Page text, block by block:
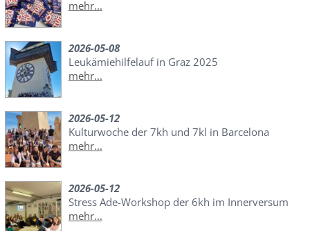
mehr...
2026-05-08
Leukämiehilfelauf in Graz 2025
mehr...
2026-05-12
Kulturwoche der 7kh und 7kl in Barcelona
mehr...
2026-05-12
Stress Ade-Workshop der 6kh im Innerversum
mehr...